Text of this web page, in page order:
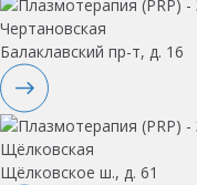
Чертановская
Балаклавский пр-т, д. 16
Щёлковская
Щёлковское ш., д. 61